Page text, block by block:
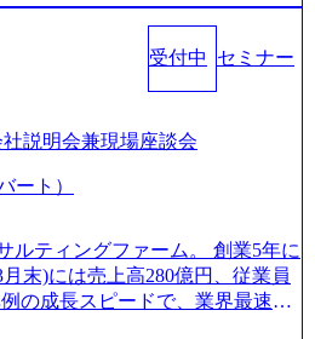
NFT等の新規事業立案を得意と
センチュア出身。金融業界を中
事業立案、組織変革、規制対応等
導する。 - 天野 善仁氏：19卒Pw
career/interviews/) 戦略だけの
www.businessinsider.jp/articl
article/382811) シンプレクスと
港区の行政手続き100%デジタル
articles/-/3520247) 【未経験
社の場合）で、入社日に付与さ
日数は、翌年度に繰り越すこと
事由により取得可能日数は異な
続年数ごとに、連続5日のリフレ
。 【育児や子の看護、介護など
小学校1年修了時の3月31日まで
業時刻の繰り上げ・繰り下げが
につき5日まで取得でき、1時間
休暇： 5日まで取得で
ら自己成長とキャリアの挑戦が
名がメインメンバーであり、経
に働くことで、M&Aや財務アド
を獲得し、キャリアを発展させ
万の年収となる 内訳としては個
ジシェアおよび丁寧なOJTを欠か
2026年8月13日(木) 16:00 ＼応募
！／ M&A承継機構のビジョンや
ついて詳しくお伝えするオンラ
す。 M&A業界に興味があり、ま
受付中 セミナー
社説明会兼現場座談会
ート）
ルティングファーム。 創業5年に
末)には売上高280億円、従業員
の成長スピードで、業界最速と